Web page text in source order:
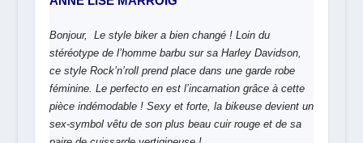
Bonjour, Le style biker a bien changé ! Loin du
stéréotype de l’homme barbu sur sa Harley Davidson,
ce style Rock’n’roll prend place dans une garde robe
féminine. Le perfecto en est l’incarnation grâce à cette
pièce indémodable ! Sexy et forte, la bikeuse devient un
sex-symbol vêtu de son plus beau cuir rouge et de sa